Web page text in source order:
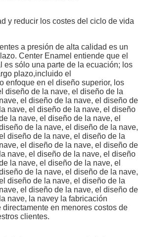
y reducir los costes del ciclo de vida
a presión de alta calidad es un
Center Enamel entiende que el
es sólo una parte de la ecuación; los
plazo,incluido el
enfoque en el diseño superior, los
diseño de la nave, el diseño de la
el diseño de la nave, el diseño de
nave, el diseño de la nave, el diseño
la nave, el diseño de la nave, el
de la nave, el diseño de la nave,
diseño de la nave, el diseño de la
el diseño de la nave, el diseño de
nave, el diseño de la nave, el diseño
la nave, el diseño de la nave, el
de la nave, el diseño de la nave,
diseño de la nave, el diseño de la
el diseño de la nave, el diseño de
nave, la navey la fabricación
directamente en menores costos de
clientes.